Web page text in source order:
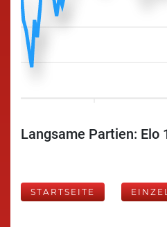
Langsame Partien: Elo
STARTSEITE